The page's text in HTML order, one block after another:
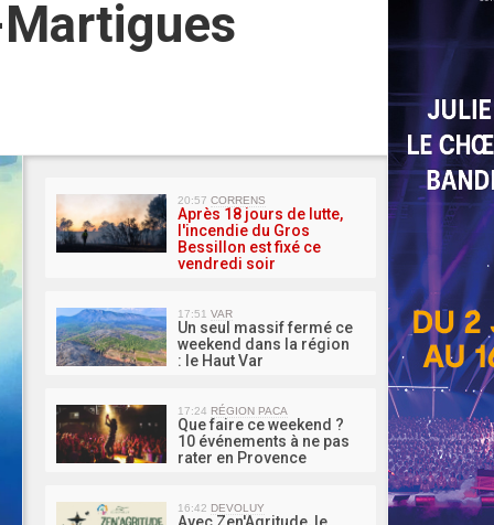
MA
20:57 CORRENS
Après 18 jours de lutte,
l'incendie du Gros
Bessillon est fixé ce
vendredi soir
17:51 VAR
Un seul massif fermé ce
weekend dans la région
: le Haut Var
17:24 RÉGION PACA
Que faire ce weekend ?
10 événements à ne pas
rater en Provence
16:42 DEVOLUY